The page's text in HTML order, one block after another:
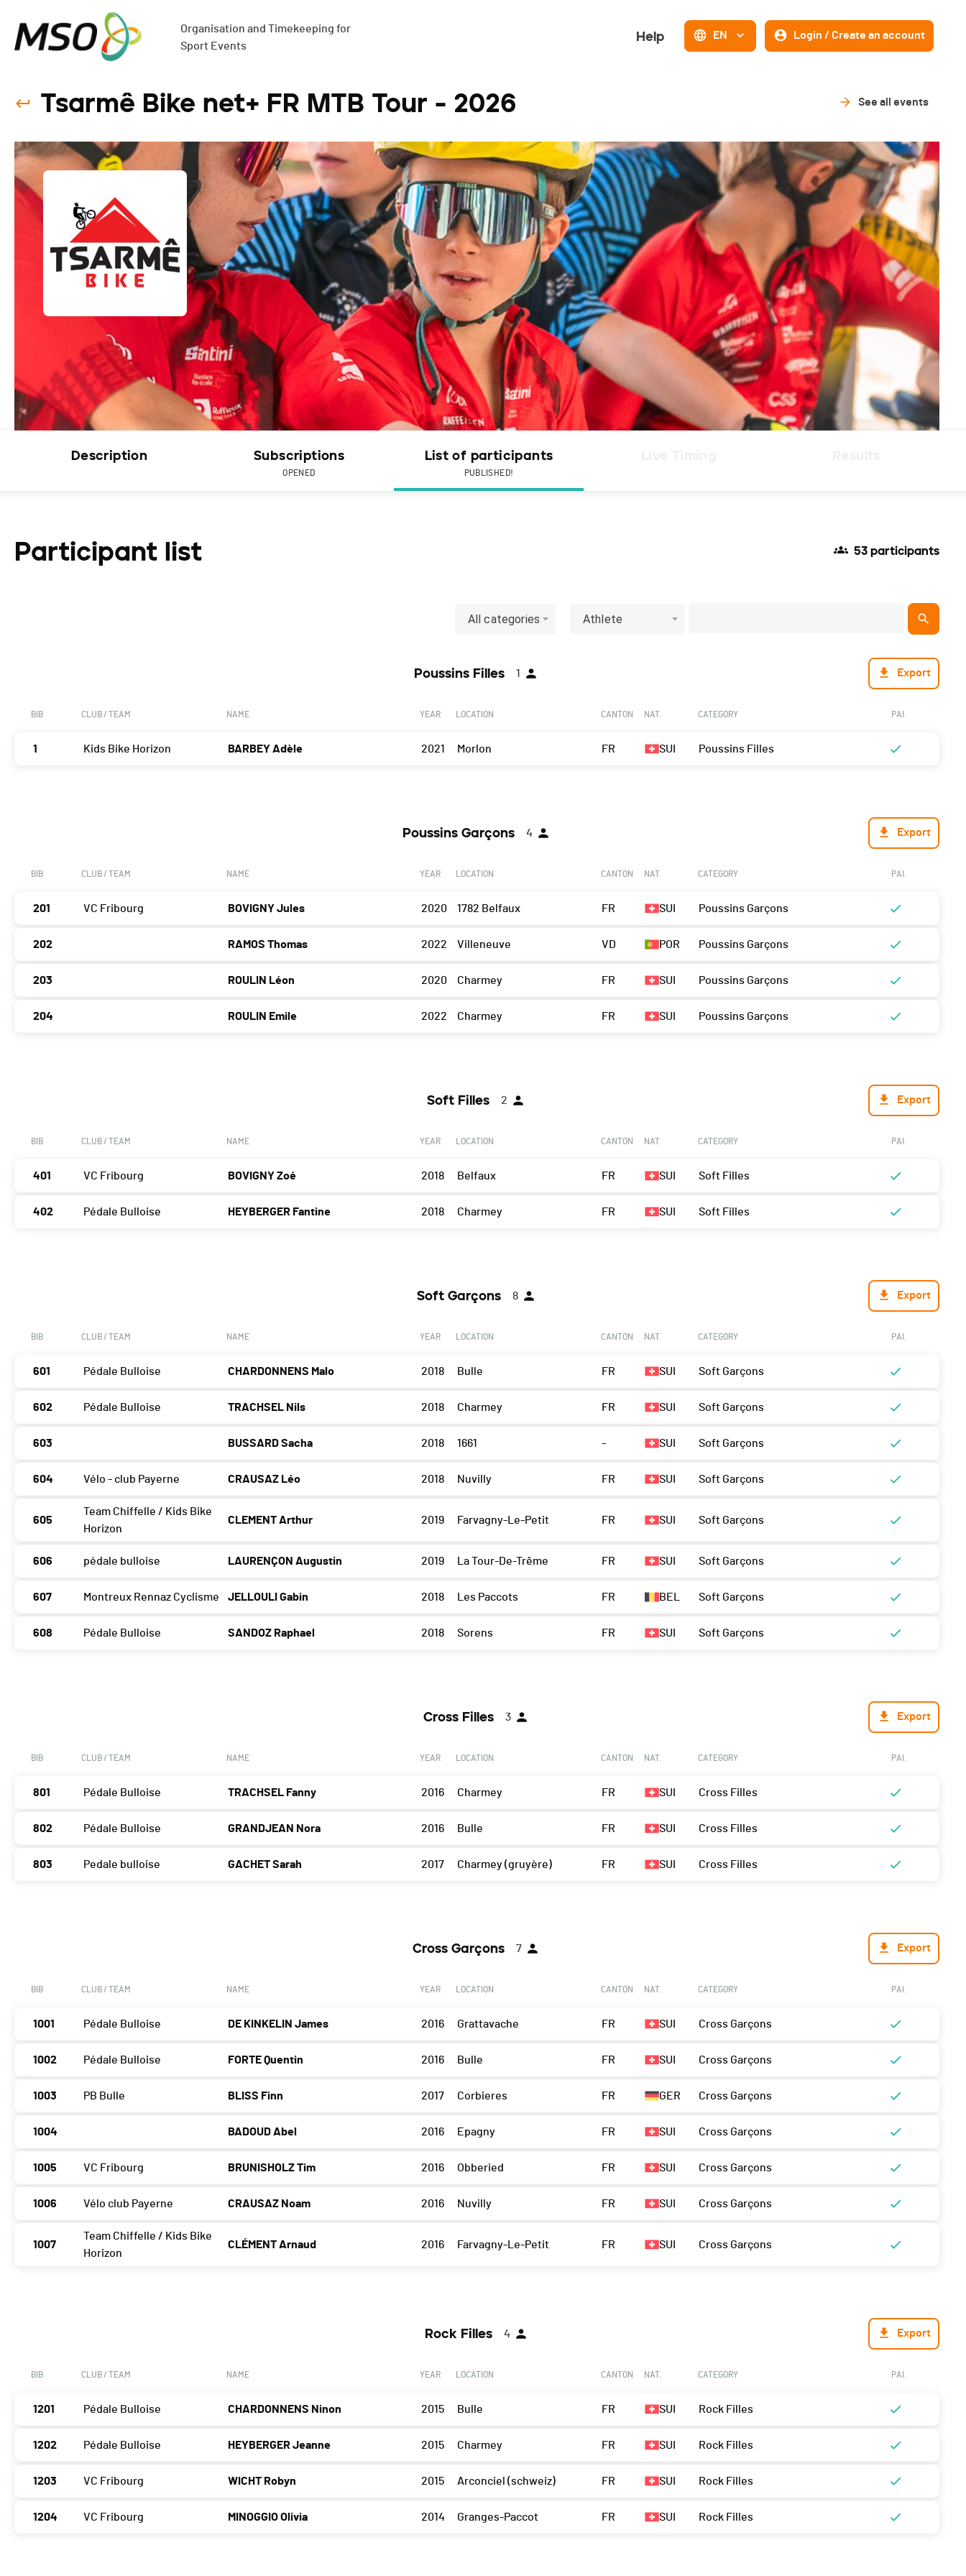
Organisation and Timekeeping for
Sport Events
Help EN Login / Create an account
Tsarmê Bike net+ FR MTB Tour - 2026 See all events
Description Subscriptions
OPENED
List of participants
PUBLISHED!
Participant list 53 participants
All categories Athlete
Poussins Filles 1 Export
BIB CLUB / TEAM NAME YEAR LOCATION CANTON NAT. CATEGORY PAI.
1 Kids Bike Horizon BARBEY Adèle 2021 Morlon FR SUI Poussins Filles
Poussins Garçons 4 Export
BIB CLUB / TEAM NAME YEAR LOCATION CANTON NAT. CATEGORY PAI.
201 VC Fribourg BOVIGNY Jules 2020 1782 Belfaux FR SUI Poussins Garçons
202 RAMOS Thomas 2022 Villeneuve VD POR Poussins Garçons
203 ROULIN Léon 2020 Charmey FR SUI Poussins Garçons
204 ROULIN Emile 2022 Charmey FR SUI Poussins Garçons
Soft Filles 2 Export
BIB CLUB / TEAM NAME YEAR LOCATION CANTON NAT. CATEGORY PAI.
401 VC Fribourg BOVIGNY Zoé 2018 Belfaux FR SUI Soft Filles
402 Pédale Bulloise HEYBERGER Fantine 2018 Charmey FR SUI Soft Filles
Soft Garçons 8 Export
BIB CLUB / TEAM NAME YEAR LOCATION CANTON NAT. CATEGORY PAI.
601 Pédale Bulloise CHARDONNENS Malo 2018 Bulle FR SUI Soft Garçons
602 Pédale Bulloise TRACHSEL Nils 2018 Charmey FR SUI Soft Garçons
603 BUSSARD Sacha 2018 1661 - SUI Soft Garçons
604 Vélo - club Payerne CRAUSAZ Léo 2018 Nuvilly FR SUI Soft Garçons
605
Team Chiffelle / Kids Bike
Horizon
CLEMENT Arthur 2019 Farvagny-Le-Petit FR SUI Soft Garçons
606 pédale bulloise LAURENÇON Augustin 2019 La Tour-De-Trême FR SUI Soft Garçons
607 Montreux Rennaz Cyclisme JELLOULI Gabin 2018 Les Paccots FR BEL Soft Garçons
608 Pédale Bulloise SANDOZ Raphael 2018 Sorens FR SUI Soft Garçons
Cross Filles 3 Export
BIB CLUB / TEAM NAME YEAR LOCATION CANTON NAT. CATEGORY PAI.
801 Pédale Bulloise TRACHSEL Fanny 2016 Charmey FR SUI Cross Filles
802 Pédale Bulloise GRANDJEAN Nora 2016 Bulle FR SUI Cross Filles
803 Pedale bulloise GACHET Sarah 2017 Charmey (gruyère) FR SUI Cross Filles
Cross Garçons 7 Export
BIB CLUB / TEAM NAME YEAR LOCATION CANTON NAT. CATEGORY PAI.
1001 Pédale Bulloise DE KINKELIN James 2016 Grattavache FR SUI Cross Garçons
1002 Pédale Bulloise FORTE Quentin 2016 Bulle FR SUI Cross Garçons
1003 PB Bulle BLISS Finn 2017 Corbieres FR GER Cross Garçons
1004 BADOUD Abel 2016 Epagny FR SUI Cross Garçons
1005 VC Fribourg BRUNISHOLZ Tim 2016 Obberied FR SUI Cross Garçons
1006 Vélo club Payerne CRAUSAZ Noam 2016 Nuvilly FR SUI Cross Garçons
1007
Team Chiffelle / Kids Bike
Horizon
CLÉMENT Arnaud 2016 Farvagny-Le-Petit FR SUI Cross Garçons
Rock Filles 4 Export
BIB CLUB / TEAM NAME YEAR LOCATION CANTON NAT. CATEGORY PAI.
1201 Pédale Bulloise CHARDONNENS Ninon 2015 Bulle FR SUI Rock Filles
1202 Pédale Bulloise HEYBERGER Jeanne 2015 Charmey FR SUI Rock Filles
1203 VC Fribourg WICHT Robyn 2015 Arconciel (schweiz) FR SUI Rock Filles
1204 VC Fribourg MINOGGIO Olivia 2014 Granges-Paccot FR SUI Rock Filles